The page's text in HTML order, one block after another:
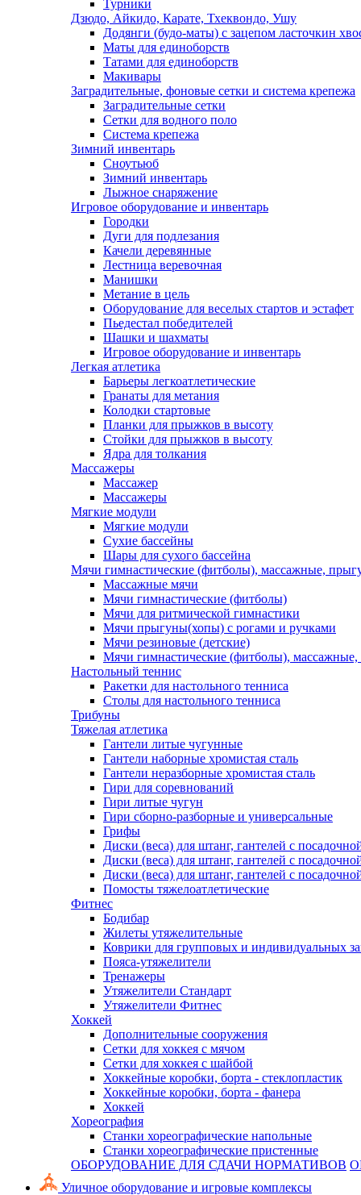
Турники
Дзюдо, Айкидо, Карате, Тхеквондо, Ушу
Додянги (будо-маты) с зацепом ласточкин
Маты для единоборств
Татами для единоборств
Макивары
Заградительные, фоновые сетки и система крепежа
Заградительные сетки
Сетки для водного поло
Система крепежа
Зимний инвентарь
Сноутьюб
Зимний инвентарь
Лыжное снаряжение
Игровое оборудование и инвентарь
Городки
Дуги для подлезания
Качели деревянные
Лестница веревочная
Манишки
Метание в цель
Оборудование для веселых стартов и эстафет
Пьедестал победителей
Шашки и шахматы
Игровое оборудование и инвентарь
Легкая атлетика
Барьеры легкоатлетические
Гранаты для метания
Колодки стартовые
Планки для прыжков в высоту
Стойки для прыжков в высоту
Ядра для толкания
Массажеры
Массажер
Массажеры
Мягкие модули
Мягкие модули
Сухие бассейны
Шары для сухого бассейна
Мячи гимнастические (фитболы), массажные,
Массажные мячи
Мячи гимнастические (фитболы)
Мячи для ритмической гимнастики
Мячи прыгуны(хопы) с рогами и ручками
Мячи резиновые (детские)
Мячи гимнастические (фитболы),
Настольный теннис
Ракетки для настольного тенниса
Столы для настольного тенниса
Трибуны
Тяжелая атлетика
Гантели литые чугунные
Гантели наборные хромистая сталь
Гантели неразборные хромистая сталь
Гири для соревнований
Гири литые чугун
Гири сборно-разборные и универсальные
Грифы
Диски (веса) для штанг, гантелей с
Диски (веса) для штанг, гантелей с
Диски (веса) для штанг, гантелей с
Помосты тяжелоатлетические
Фитнес
Бодибар
Жилеты утяжелительные
Коврики для групповых и индивидуальных
Пояса-утяжелители
Тренажеры
Утяжелители Стандарт
Утяжелители Фитнес
Хоккей
Дополнительные сооружения
Сетки для хоккея с мячом
Сетки для хоккея с шайбой
Хоккейные коробки, борта - стеклопластик
Хоккейные коробки, борта - фанера
Хоккей
Хореография
Станки хореографические напольные
Станки хореографические пристенные
ОБОРУДОВАНИЕ ДЛЯ СДАЧИ НОРМАТИВОВ
Уличное оборудование и игровые комплексы